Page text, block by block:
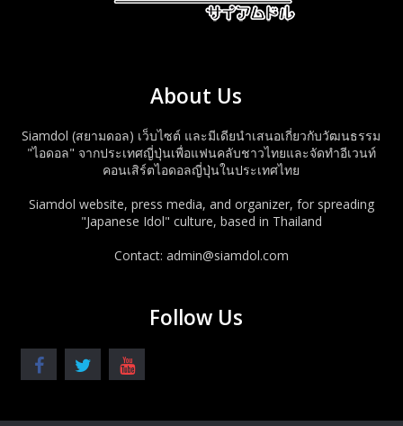
About Us
Siamdol (สยามดอล) เว็บไซต์ และมีเดียนำเสนอเกี่ยวกับวัฒนธรรม
"ไอดอล" จากประเทศญี่ปุ่นเพื่อแฟนคลับชาวไทยและจัดทำอีเวนท์
คอนเสิร์ตไอดอลญี่ปุ่นในประเทศไทย
Siamdol website, press media, and organizer, for spreading
"Japanese Idol" culture, based in Thailand
Contact: admin@siamdol.com
Follow Us